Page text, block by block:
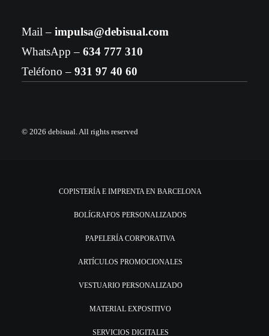
Mail – impulsa@debisual.com
WhatsApp – 634 777 310
Teléfono – 931 97 40 60
© 2026 debisual.All rights reserved
COPISTERÍA E IMPRENTA EN BARCELONA
BOLÍGRAFOS PERSONALIZADOS
PAPELERÍA CORPORATIVA
ARTÍCULOS PROMOCIONALES
VESTUARIO PERSONALIZADO
MATERIAL EXPOSITIVO
SERVICIOS DIGITALES